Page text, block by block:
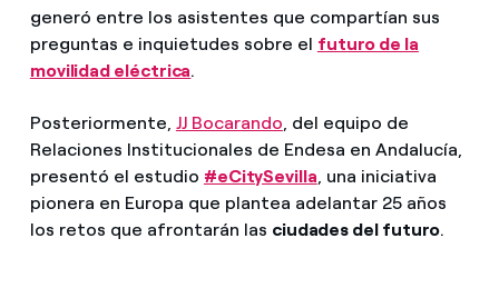
generó entre los asistentes que compartían sus
preguntas e inquietudes sobre el futuro de la
movilidad eléctrica.
Posteriormente, JJ Bocarando, del equipo de
Relaciones Institucionales de Endesa en Andalucía,
presentó el estudio #eCitySevilla, una iniciativa
pionera en Europa que plantea adelantar 25 años
los retos que afrontarán las ciudades del futuro.